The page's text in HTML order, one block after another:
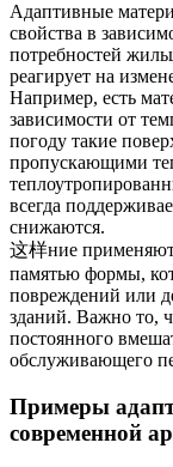
Адаптивные
свойства в
потребностей
реагирует на
Например, есть
зависимости от
погоду такие
пропускающими
всегда
снижаются.
这样ние
памятью формы,
повреждений или
зданий. Важно то,
постоянного
обслуживающего
Примеры
современной